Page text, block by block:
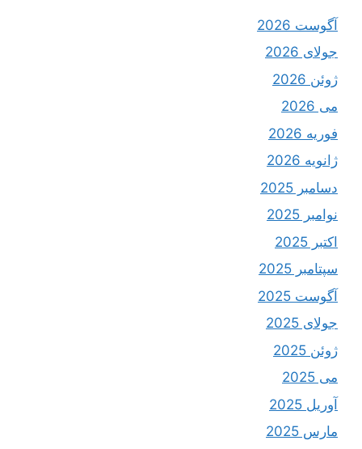
آگوست 2026
جولای 2026
ژوئن 2026
می 2026
فوریه 2026
ژانویه 2026
دسامبر 2025
نوامبر 2025
اکتبر 2025
سپتامبر 2025
آگوست 2025
جولای 2025
ژوئن 2025
می 2025
آوریل 2025
مارس 2025